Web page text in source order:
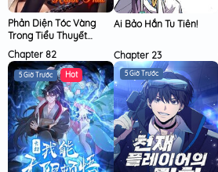
Phản Diện Tóc Vàng
Trong Tiểu Thuyết
Phượng Ngạo Thiên
Cũng Muốn Hạnh Phúc
Chapter 82
Ai Bảo Hắn Tu Tiên!
Chapter 23
5 Giờ Trước 5 Giờ Trước